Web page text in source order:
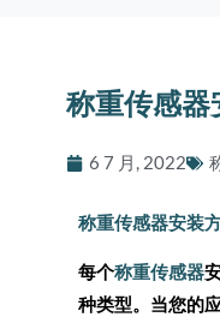
称重传感器
6 7 月, 2022
称重传感器安装
每个称重传感器
种类型。当您的